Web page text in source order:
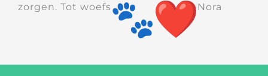
zorgen. Tot woefs
Nora